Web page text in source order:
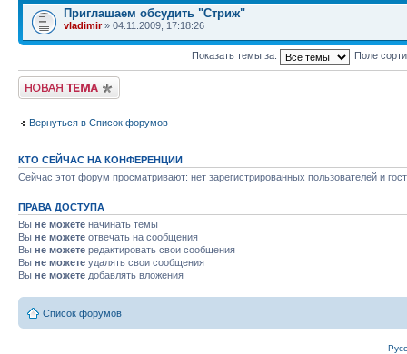
Приглашаем обсудить "Стриж"
vladimir» 04.11.2009, 17:18:26
Показать темы за: Поле
Новая тема
Вернуться в Список форумов
КТО СЕЙЧАС НА КОНФЕРЕНЦИИ
Сейчас этот форум просматривают: нет зарегистрированных пользователей и
ПРАВА ДОСТУПА
Вы не можете начинать темы
Вы не можете отвечать на сообщения
Вы не можете редактировать свои сообщения
Вы не можете удалять свои сообщения
Вы не можете добавлять вложения
Список форумов